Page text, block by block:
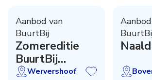
Aanbod van
BuurtBij
Zomereditie
BuurtBij
Magazine
Wervershoof